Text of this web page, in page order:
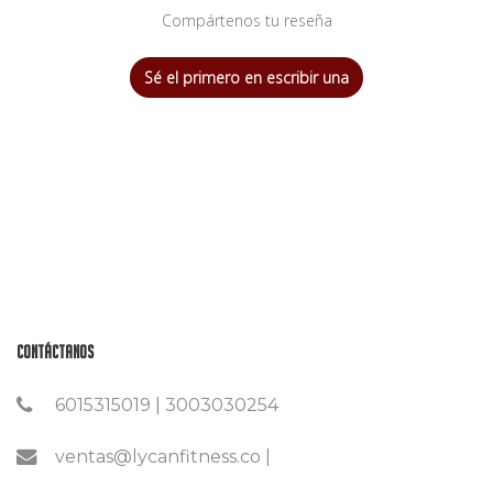
Compártenos tu reseña
Sé el primero en escribir una
Contáctanos
6015315019 | 3003030254
ventas@lycanfitness.co |